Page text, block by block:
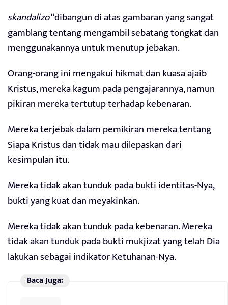
skandalizo“dibangun di atas gambaran yang sangat
gamblang tentang mengambil sebatang tongkat dan
menggunakannya untuk menutup jebakan.
Orang-orang ini mengakui hikmat dan kuasa ajaib
Kristus, mereka kagum pada pengajarannya, namun
pikiran mereka tertutup terhadap kebenaran.
Mereka terjebak dalam pemikiran mereka tentang
Siapa Kristus dan tidak mau dilepaskan dari
kesimpulan itu.
Mereka tidak akan tunduk pada bukti identitas-Nya,
bukti yang kuat dan meyakinkan.
Mereka tidak akan tunduk pada kebenaran. Mereka
tidak akan tunduk pada bukti mukjizat yang telah Dia
lakukan sebagai indikator Ketuhanan-Nya.
Baca Juga: